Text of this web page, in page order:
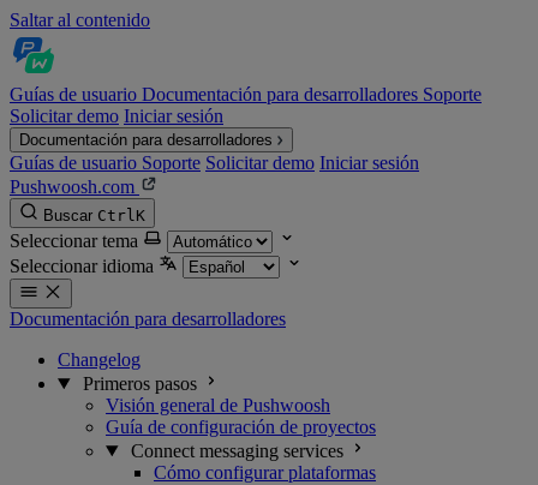
Saltar al contenido
Guías de usuario Documentación para desarrolladores Soporte
Solicitar demo Iniciar sesión
Documentación para desarrolladores
Guías de usuario Soporte Solicitar demo Iniciar sesión
Pushwoosh.com
Buscar CtrlK
Seleccionar tema
Seleccionar idioma
Documentación para desarrolladores
Changelog
Primeros pasos
Visión general de Pushwoosh
Guía de configuración de proyectos
Connect messaging services
Cómo configurar plataformas